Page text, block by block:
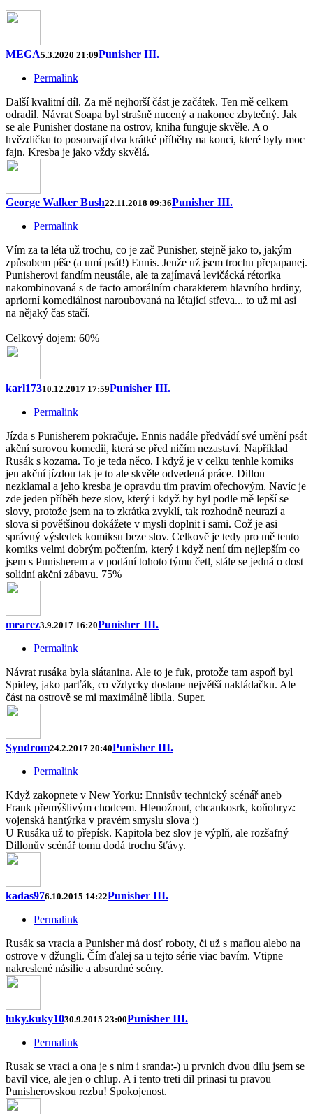
MEGA5.3.2020 21:09Punisher III.
Permalink
Další kvalitní díl. Za mě nejhorší část je začátek. Ten mě celkem
odradil. Návrat Soapa byl strašně nucený a nakonec zbytečný. Jak
se ale Punisher dostane na ostrov, kniha funguje skvěle. A o
hvězdičku to posouvají dva krátké příběhy na konci, které byly moc
fajn. Kresba je jako vždy skvělá.
George Walker Bush22.11.2018 09:36Punisher III.
Permalink
Vím za ta léta už trochu, co je zač Punisher, stejně jako to, jakým
způsobem píše (a umí psát!) Ennis. Jenže už jsem trochu přepapanej.
Punisherovi fandím neustále, ale ta zajímavá levičácká rétorika
nakombinovaná s de facto amorálním charakterem hlavního hrdiny,
apriorní komediálnost naroubovaná na létající střeva... to už mi asi
na nějaký čas stačí.
Celkový dojem: 60%
karl17310.12.2017 17:59Punisher III.
Permalink
Jízda s Punisherem pokračuje. Ennis nadále předvádí své umění psát
akční surovou komedii, která se před ničím nezastaví. Například
Rusák s kozama. To je teda něco. I když je v celku tenhle komiks
jen akční jízdou tak je to ale skvěle odvedená práce. Dillon
nezklamal a jeho kresba je opravdu tím pravím ořechovým. Navíc je
zde jeden příběh beze slov, který i když by byl podle mě lepší se
slovy, protože jsem na to zkrátka zvyklí, tak rozhodně neurazí a
slova si povětšinou dokážete v mysli doplnit i sami. Což je asi
správný výsledek komiksu beze slov. Celkově je tedy pro mě tento
komiks velmi dobrým počtením, který i když není tím nejlepším co
jsem s Punisherem a v podání tohoto týmu četl, stále se jedná o dost
solidní akční zábavu. 75%
mearez3.9.2017 16:20Punisher III.
Permalink
Návrat rusáka byla slátanina. Ale to je fuk, protože tam aspoň byl
Spidey, jako parťák, co vždycky dostane největší nakládačku. Ale
část na ostrově se mi maximálně líbila. Super.
Syndrom24.2.2017 20:40Punisher III.
Permalink
Když zakopnete v New Yorku: Ennisův technický scénář aneb
Frank přemýšlivým chodcem. Hlenožrout, chcankosrk, koňohryz:
vojenská hantýrka v pravém smyslu slova :)
U Rusáka už to přepísk. Kapitola bez slov je výplň, ale rozšafný
Dillonův scénář tomu dodá trochu šťávy.
kadas976.10.2015 14:22Punisher III.
Permalink
Rusák sa vracia a Punisher má dosť roboty, či už s mafiou alebo na
ostrove v džungli. Čím ďalej sa u tejto série viac bavím. Vtipne
nakreslené násilie a absurdné scény.
luky.kuky1030.9.2015 23:00Punisher III.
Permalink
Rusak se vraci a ona je s nim i sranda:-) u prvnich dvou dilu jsem se
bavil vice, ale jen o chlup. A i tento treti dil prinasi tu pravou
Punisherovskou rezbu! Spokojenost.